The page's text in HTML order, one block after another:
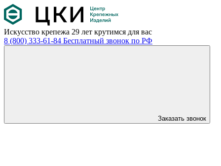
Искусство крепежа 29 лет крутимся для вас
8 (800) 333-61-84 Бесплатный звонок по РФ
Заказать звонок